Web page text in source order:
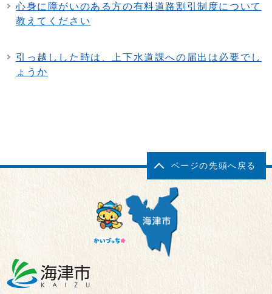
心身に障がいのある方の有料道路割引制度について
教えてください
引っ越しした時は、上下水道課への届出は必要でし
ょうか
ページの先頭へ戻る